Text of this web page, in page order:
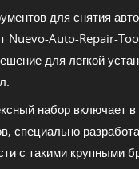
для снятия
Nuevo-Auto-Repair-
для легкой
набор включает
специально
с такими крупными